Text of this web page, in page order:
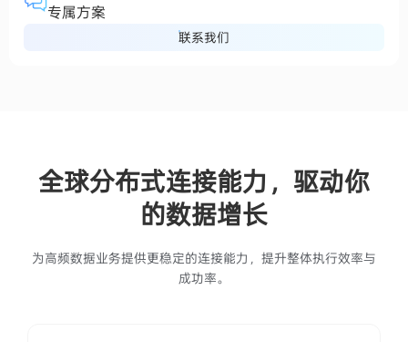
专属方案
联系我们
全球分布式连接能力，驱动你
的数据增长
为高频数据业务提供更稳定的连接能力，提升整体执行效率与
成功率。